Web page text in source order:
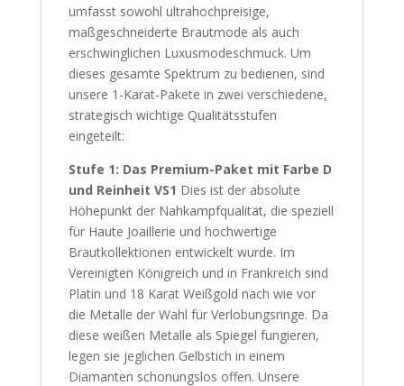
umfasst sowohl ultrahochpreisige,
maßgeschneiderte Brautmode als auch
erschwinglichen Luxusmodeschmuck. Um
dieses gesamte Spektrum zu bedienen, sind
unsere 1-Karat-Pakete in zwei verschiedene,
strategisch wichtige Qualitätsstufen
eingeteilt:
Stufe 1: Das Premium-Paket mit Farbe D
und Reinheit VS1 Dies ist der absolute
Höhepunkt der Nahkampfqualität, die speziell
für Haute Joaillerie und hochwertige
Brautkollektionen entwickelt wurde. Im
Vereinigten Königreich und in Frankreich sind
Platin und 18 Karat Weißgold nach wie vor
die Metalle der Wahl für Verlobungsringe. Da
diese weißen Metalle als Spiegel fungieren,
legen sie jeglichen Gelbstich in einem
Diamanten schonungslos offen. Unsere